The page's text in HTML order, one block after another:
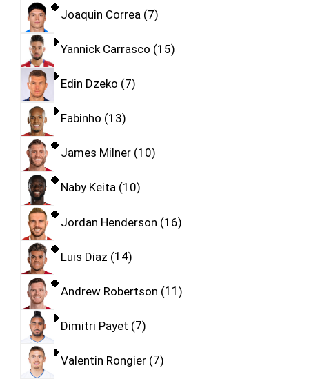
Joaquin Correa 7
Yannick Carrasco 15
Edin Dzeko 7
Fabinho 13
James Milner 10
Naby Keita 10
Jordan Henderson 16
Luis Diaz 14
Andrew Robertson 11
Dimitri Payet 7
Valentin Rongier 7